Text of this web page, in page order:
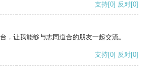
支持[0] 反对[0]
，让我能够与志同道合的朋友一起交流。
支持[0] 反对[0]